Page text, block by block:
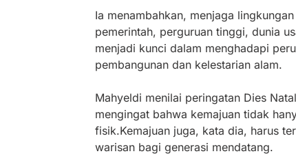
Ia menambahkan, menjaga
pemerintah, perguruan tinggi, dunia
menjadi kunci dalam menghadapi
pembangunan dan kelestarian alam.
Mahyeldi menilai peringatan Dies
mengingat bahwa kemajuan tidak
fisik.Kemajuan juga, kata dia, harus
warisan bagi generasi mendatang.